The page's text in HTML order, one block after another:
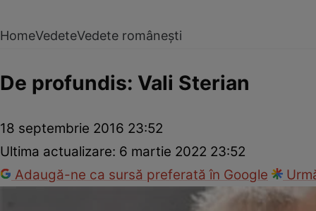
HomeVedeteVedete românești
De profundis: Vali Sterian
18 septembrie 2016 23:52
Ultima actualizare: 6 martie 2022 23:52
Adaugă-ne ca sursă preferată în Google